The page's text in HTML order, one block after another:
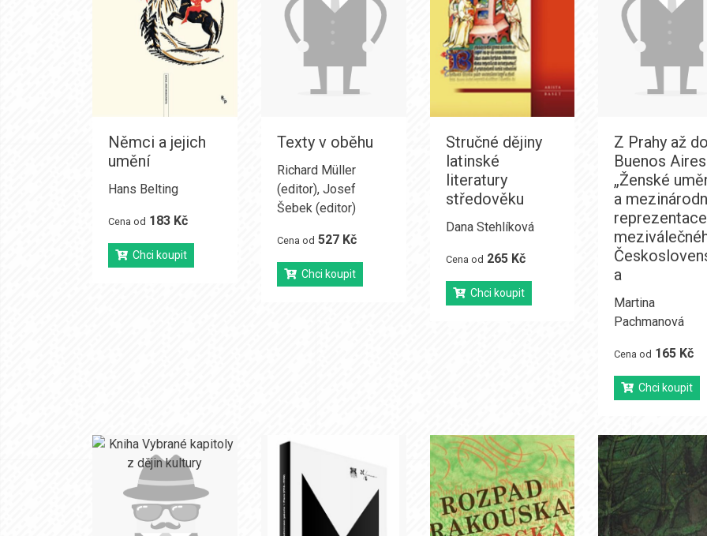
Němci a jejich
umění
Hans Belting
Cena od 183 Kč
Chci koupit
Texty v oběhu
Richard Müller
(editor), Josef
Šebek (editor)
Cena od 527 Kč
Chci koupit
Stručné dějiny
latinské
literatury
středověku
Dana Stehlíková
Cena od 265 Kč
Chci koupit
Z Prahy až
Buenos
„Ženské
a
reprezentace
a
Martina
Pachmanová
Cena od 165 Kč
Chci koupit